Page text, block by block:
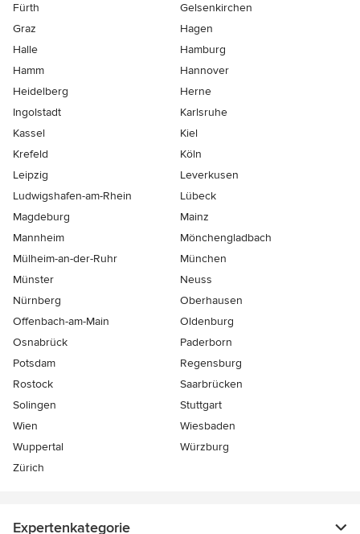
Fürth
Gelsenkirchen
Graz
Hagen
Halle
Hamburg
Hamm
Hannover
Heidelberg
Herne
Ingolstadt
Karlsruhe
Kassel
Kiel
Krefeld
Köln
Leipzig
Leverkusen
Ludwigshafen-am-Rhein
Lübeck
Magdeburg
Mainz
Mannheim
Mönchen­gladbach
Mülheim-an-der-Ruhr
München
Münster
Neuss
Nürnberg
Oberhausen
Offenbach-am-Main
Oldenburg
Osnabrück
Paderborn
Potsdam
Regensburg
Rostock
Saarbrücken
Solingen
Stuttgart
Wien
Wiesbaden
Wuppertal
Würzburg
Zürich
Expertenkategorie